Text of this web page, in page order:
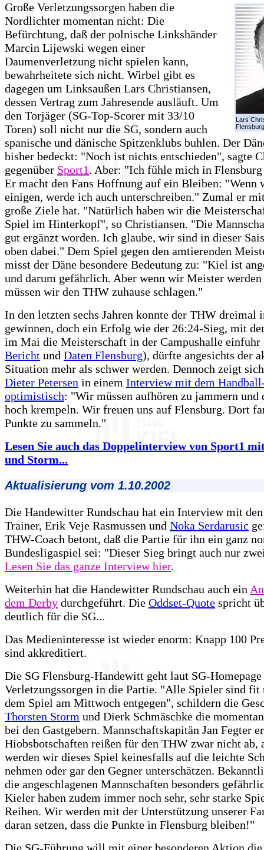
Lars
Große Verletzungssorgen haben die
Nordlichter momentan nicht: Die
Befürchtung, daß der polnische Linkshänder
Marcin Lijewski wegen einer
Daumenverletzung nicht spielen kann,
bewahrheitete sich nicht. Wirbel gibt es
dagegen um Linksaußen Lars Christiansen,
dessen Vertrag zum Jahresende ausläuft. Um
den Torjäger (SG-Top-Scorer mit 33/10
Toren) soll nicht nur die SG, sondern auch
spanische und dänische Spitzenklubs buhlen. Der
bisher bedeckt: "Noch ist nichts entschieden", sagte
gegenüber Sport1. Aber: "Ich fühle mich in
Er macht den Fans Hoffnung auf ein Bleiben: "Wenn
einigen, werde ich auch unterschreiben." Zumal er
große Ziele hat. "Natürlich haben wir die
Spiel im Hinterkopf", so Christiansen. "Die
gut ergänzt worden. Ich glaube, wir sind in dieser
oben dabei." Dem Spiel gegen den amtierenden
misst der Däne besondere Bedeutung zu: "Kiel ist
und darum gefährlich. Aber wenn wir Meister
müssen wir den THW zuhause schlagen."
In den letzten sechs Jahren konnte der THW dreimal
gewinnen, doch ein Erfolg wie der 26:24-Sieg, mit
im Mai die Meisterschaft in der Campushalle einfuhr
Bericht und Daten Flensburg), dürfte angesichts der
Situation mehr als schwer werden. Dennoch zeigt
Dieter Petersen in einem Interview mit dem
optimistisch: "Wir müssen aufhören zu jammern und
hoch krempeln. Wir freuen uns auf Flensburg. Dort
Punkte zu sammeln."
Lesen Sie auch das Doppelinterview von Sport1
und Storm...
Aktualisierung vom 1.10.2002
Die Handewitter Rundschau hat ein Interview mit
Trainer, Erik Veje Rasmussen und Noka Serdarusic
THW-Coach betont, daß die Partie für ihn ein ganz
Bundesligaspiel sei: "Dieser Sieg bringt auch nur
Lesen Sie das ganze Interview hier.
Weiterhin hat die Handewitter Rundschau auch ein
dem Derby durchgeführt. Die Oddset-Quote spricht
deutlich für die SG...
Das Medieninteresse ist wieder enorm: Knapp 100
sind akkreditiert.
Die SG Flensburg-Handewitt geht laut SG-Homepage
Verletzungssorgen in die Partie. "Alle Spieler sind fit
dem Spiel am Mittwoch entgegen", schildern die
Thorsten Storm und Dierk Schmäschke die
bei den Gastgebern. Mannschaftskapitän Jan Fegter
Hiobsbotschaften reißen für den THW zwar nicht ab,
werden wir dieses Spiel keinesfalls auf die leichte
nehmen oder gar den Gegner unterschätzen.
die angeschlagenen Mannschaften besonders
Kieler haben zudem immer noch sehr, sehr starke
Reihen. Wir werden mit der Unterstützung unserer
daran setzen, dass die Punkte in Flensburg bleiben!"
Die SG-Führung will mit einer besonderen Aktion die